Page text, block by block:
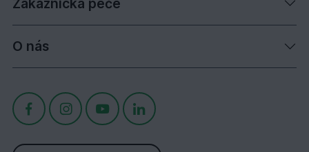
Zákaznická péče
O nás